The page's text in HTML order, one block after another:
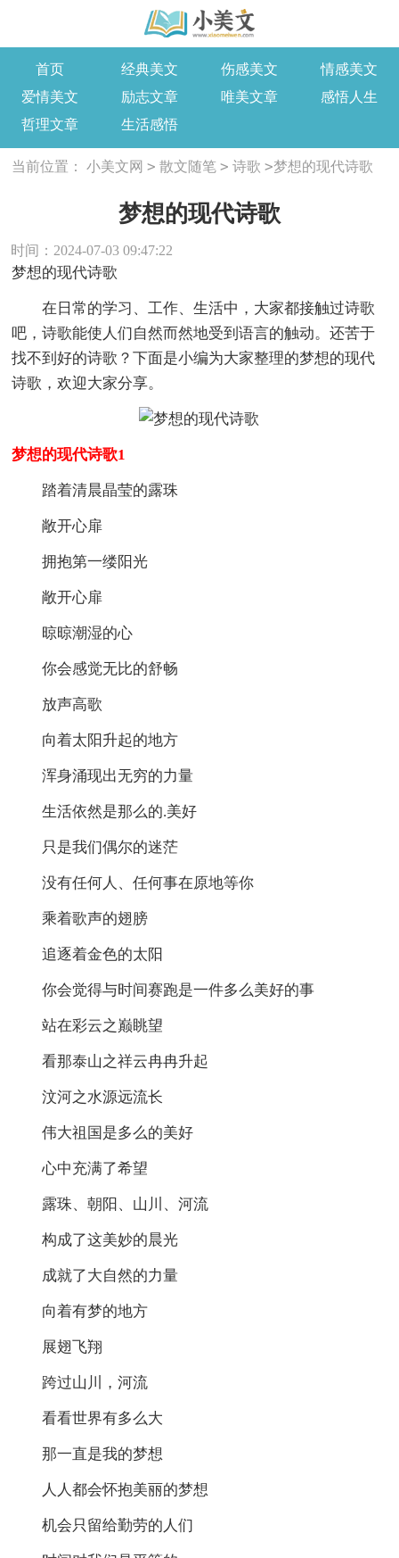
首页 经典美文 伤感美文
情感美文
爱情美文
励志文章 唯美文章
感悟人生
哲理文章
生活感悟
当前位置： 小美文网 > 散文随笔 > 诗歌 >梦想的现代诗歌
梦想的现代诗歌
时间：2024-07-03 09:47:22
梦想的现代诗歌
在日常的学习、工作、生活中，大家都接触过诗歌
吧，诗歌能使人们自然而然地受到语言的触动。还苦于
找不到好的诗歌？下面是小编为大家整理的梦想的现代
诗歌，欢迎大家分享。
梦想的现代诗歌1
踏着清晨晶莹的露珠
敞开心扉
拥抱第一缕阳光
敞开心扉
晾晾潮湿的心
你会感觉无比的舒畅
放声高歌
向着太阳升起的地方
浑身涌现出无穷的力量
生活依然是那么的.美好
只是我们偶尔的迷茫
没有任何人、任何事在原地等你
乘着歌声的翅膀
追逐着金色的太阳
你会觉得与时间赛跑是一件多么美好的事
站在彩云之巅眺望
看那泰山之祥云冉冉升起
汶河之水源远流长
伟大祖国是多么的美好
心中充满了希望
露珠、朝阳、山川、河流
构成了这美妙的晨光
成就了大自然的力量
向着有梦的地方
展翅飞翔
跨过山川，河流
看看世界有多么大
那一直是我的梦想
人人都会怀抱美丽的梦想
机会只留给勤劳的人们